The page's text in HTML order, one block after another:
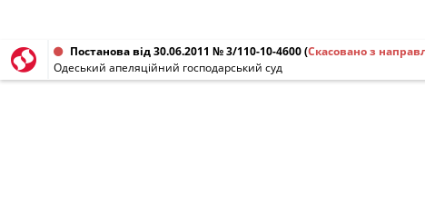
Постанова від 30.06.2011 № 3/110-10-4600(Скасовано з
Одеський апеляційний господарський суд